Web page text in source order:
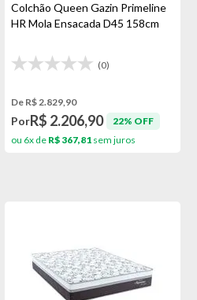
Colchão Queen Gazin Primeline
HR Mola Ensacada D45 158cm
(0)
De R$ 2.829,90
PorR$ 2.206,90
22% OFF
ou 6x de R$ 367,81 sem juros